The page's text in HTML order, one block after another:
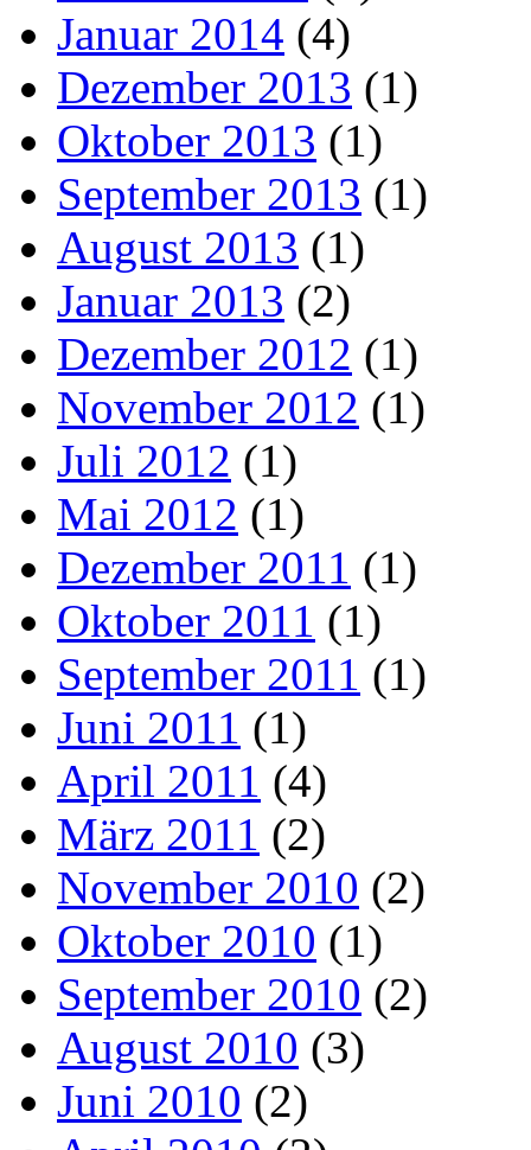
Januar 2014 (4)
Dezember 2013 (1)
Oktober 2013 (1)
September 2013 (1)
August 2013 (1)
Januar 2013 (2)
Dezember 2012 (1)
November 2012 (1)
Juli 2012 (1)
Mai 2012 (1)
Dezember 2011 (1)
Oktober 2011 (1)
September 2011 (1)
Juni 2011 (1)
April 2011 (4)
März 2011 (2)
November 2010 (2)
Oktober 2010 (1)
September 2010 (2)
August 2010 (3)
Juni 2010 (2)